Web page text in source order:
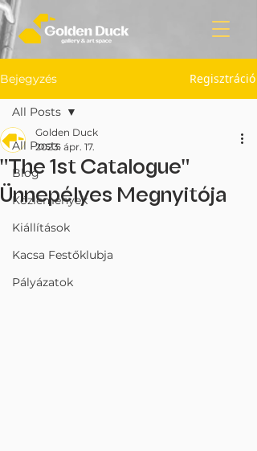
Bejegyzés Regisztráció
All Posts
Blog
Közlemények
Kiállítások
Kacsa Festőklubja
Pályázatok
All Posts
"The 1st Catalogue"
Ünnepélyes Megnyitója
Golden Duck
2023. ápr. 17.